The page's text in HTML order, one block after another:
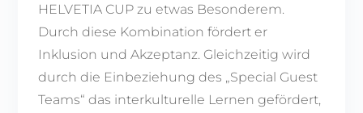
HELVETIA CUP zu etwas Besonderem.
Durch diese Kombination fördert er
Inklusion und Akzeptanz. Gleichzeitig wird
durch die Einbeziehung des „Special Guest
Teams“ das interkulturelle Lernen gefördert,